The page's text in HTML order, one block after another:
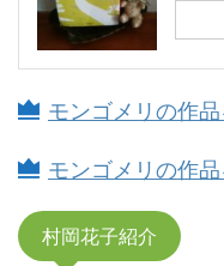
モンゴメリの作
モンゴメリの作
村岡花子紹介